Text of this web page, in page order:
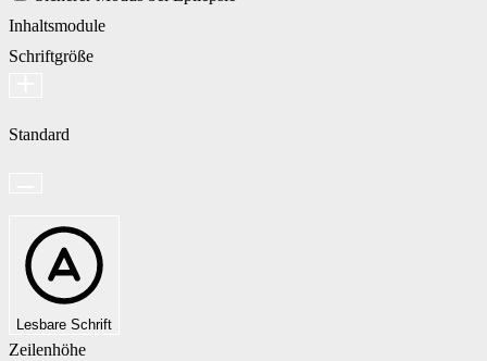
Inhaltsmodule
Schriftgröße
Standard
Lesbare Schrift
Zeilenhöhe